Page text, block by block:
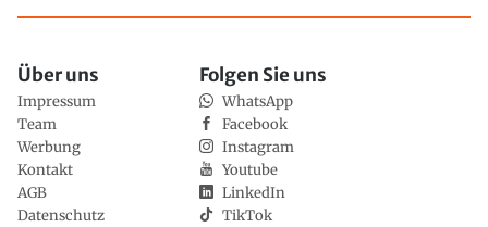
Über uns
Impressum
Team
Werbung
Kontakt
AGB
Datenschutz
Folgen Sie uns
WhatsApp
Facebook
Instagram
Youtube
LinkedIn
TikTok